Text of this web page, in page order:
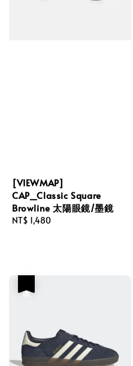
[VIEWMAP]
CAP_Classic Square
Browline 太陽眼鏡/墨鏡
Regular
NT$ 1,480